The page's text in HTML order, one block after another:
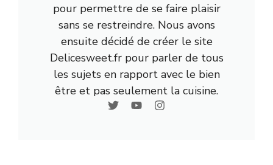
pour permettre de se faire plaisir
sans se restreindre. Nous avons
ensuite décidé de créer le site
Delicesweet.fr pour parler de tous
les sujets en rapport avec le bien
être et pas seulement la cuisine.